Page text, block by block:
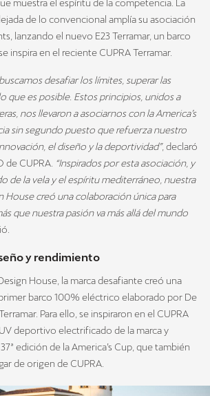
muestra el espíritu de la competencia. La
de lo convencional amplía su asociación
lanzando el nuevo E23 Terramar, un barco
inspira en el reciente CUPRA Terramar.
desafiar los límites, superar las
que es posible. Estos principios, unidos a
nos llevaron a asociarnos con la America’s
sin segundo puesto que refuerza nuestro
el diseño y la deportividad”, declaró
de CUPRA. “Inspirados por esta asociación, y
de la vela y el espíritu mediterráneo, nuestra
House creó una colaboración única para
que nuestra pasión va más allá del mundo
y rendimiento
House, la marca desafiante creó una
barco 100% eléctrico elaborado por De
Para ello, se inspiraron en el CUPRA
deportivo electrificado de la marca y
edición de la America’s Cup, que también
de origen de CUPRA.